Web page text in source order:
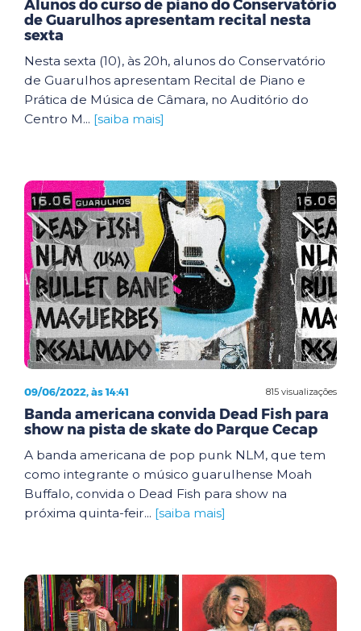
Alunos do curso de piano do Conservatório
de Guarulhos apresentam recital nesta
sexta
Nesta sexta (10), às 20h, alunos do Conservatório
de Guarulhos apresentam Recital de Piano e
Prática de Música de Câmara, no Auditório do
Centro M... [saiba mais]
815 visualizações
09/06/2022, às 14:41
Banda americana convida Dead Fish para
show na pista de skate do Parque Cecap
A banda americana de pop punk NLM, que tem
como integrante o músico guarulhense Moah
Buffalo, convida o Dead Fish para show na
próxima quinta-feir... [saiba mais]